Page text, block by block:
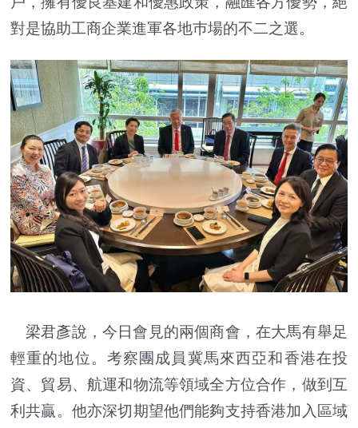
對是協助工商企業進軍各地巿場的不二之選。
梁君彥說，今日會見的兩個商會，在大馬有舉足
輕重的地位。考察團成員冀馬來西亞和香港在投
資、貿易、航運和物流等領域全方位合作，做到互
利共贏。他亦深切期望他們能夠支持香港加入區域